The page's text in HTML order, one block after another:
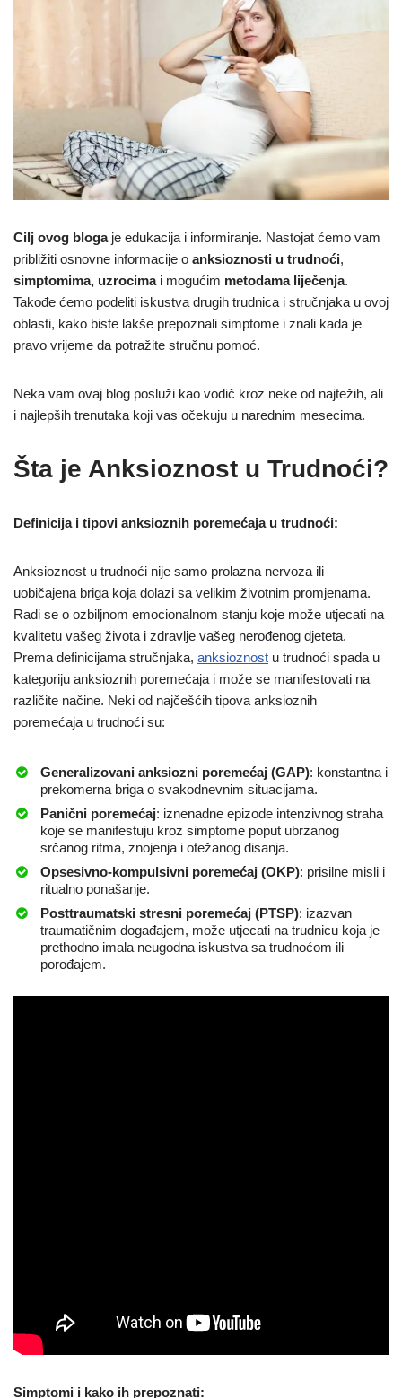
Cilj ovog blogaje edukacija i informiranje. Nastojat ćemo vam
približiti osnovne informacije o anksioznosti u trudnoći,
simptomima, uzrocimai mogućim metodama liječenja.
Takođe ćemo podeliti iskustva drugih trudnica i stručnjaka u ovoj
oblasti, kako biste lakše prepoznali simptome i znali kada je
pravo vrijeme da potražite stručnu pomoć.
Neka vam ovaj blog posluži kao vodič kroz neke od najtežih, ali
i najlepših trenutaka koji vas očekuju u narednim mesecima.
Šta je Anksioznost u Trudnoći?
Definicija i tipovi anksioznih poremećaja u trudnoći:
Anksioznost u trudnoći nije samo prolazna nervoza ili
uobičajena briga koja dolazi sa velikim životnim promjenama.
Radi se o ozbiljnom emocionalnom stanju koje može utjecati na
kvalitetu vašeg života i zdravlje vašeg nerođenog djeteta.
Prema definicijama stručnjaka, anksioznost u trudnoći spada u
kategoriju anksioznih poremećaja i može se manifestovati na
različite načine. Neki od najčešćih tipova anksioznih
poremećaja u trudnoći su:
Generalizovani anksiozni poremećaj (GAP): konstantna i
prekomerna briga o svakodnevnim situacijama.
Panični poremećaj: iznenadne epizode intenzivnog straha
koje se manifestuju kroz simptome poput ubrzanog
srčanog ritma, znojenja i otežanog disanja.
Opsesivno-kompulsivni poremećaj (OKP): prisilne misli i
ritualno ponašanje.
Posttraumatski stresni poremećaj (PTSP): izazvan
traumatičnim događajem, može utjecati na trudnicu koja je
prethodno imala neugodna iskustva sa trudnoćom ili
porođajem.
Simptomi i kako ih prepoznati: